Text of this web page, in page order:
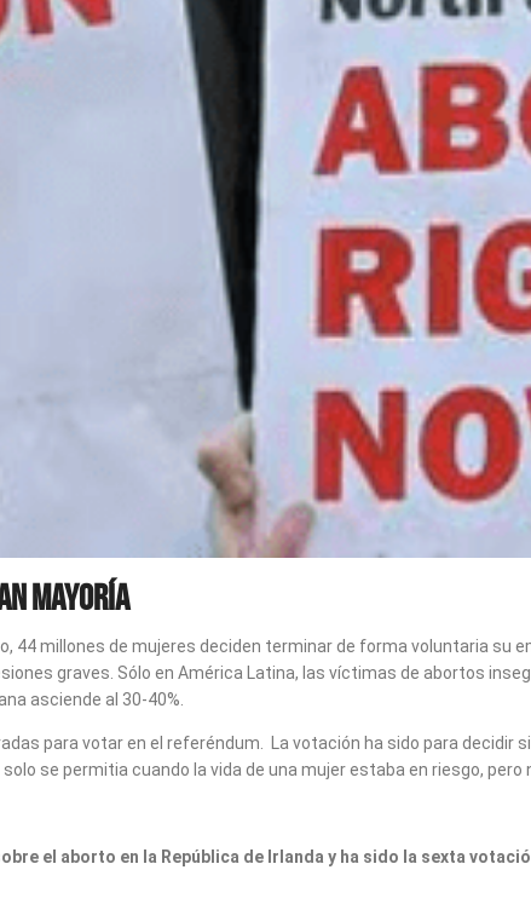
mayoría
44 millones de mujeres deciden terminar de forma voluntaria su
graves. Sólo en América Latina, las víctimas de abortos
asciende al 30-40%.
para votar en el referéndum. La votación ha sido para decidir
se permitia cuando la vida de una mujer estaba en riesgo,
el aborto en la República de Irlanda y ha sido la sexta